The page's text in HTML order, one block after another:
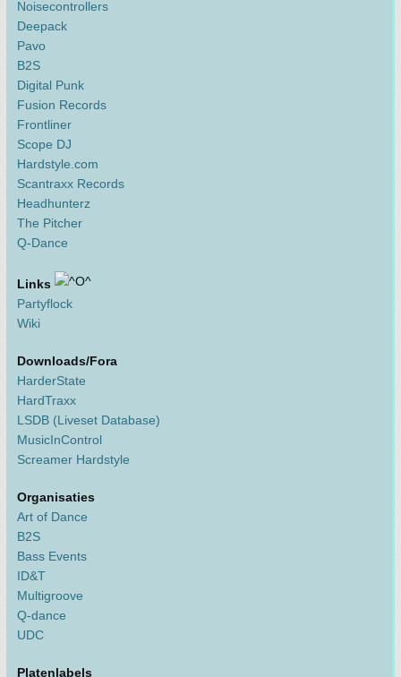
Noisecontrollers
Deepack
Pavo
B2S
Digital Punk
Fusion Records
Frontliner
Scope DJ
Hardstyle.com
Scantraxx Records
Headhunterz
The Pitcher
Q-Dance
Links
Partyflock
Wiki
Downloads/Fora
HarderState
HardTraxx
LSDB (Liveset Database)
MusicInControl
Screamer Hardstyle
Organisaties
Art of Dance
B2S
Bass Events
ID&T
Multigroove
Q-dance
UDC
Platenlabels